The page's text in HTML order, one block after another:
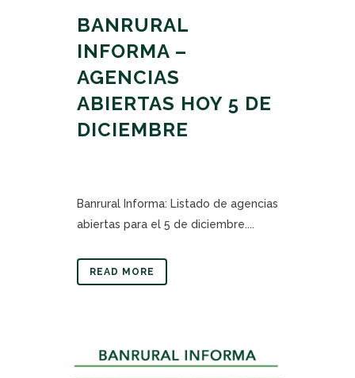
BANRURAL
INFORMA –
AGENCIAS
ABIERTAS HOY 5 DE
DICIEMBRE
Banrural Informa: Listado de agencias
abiertas para el 5 de diciembre....
READ MORE